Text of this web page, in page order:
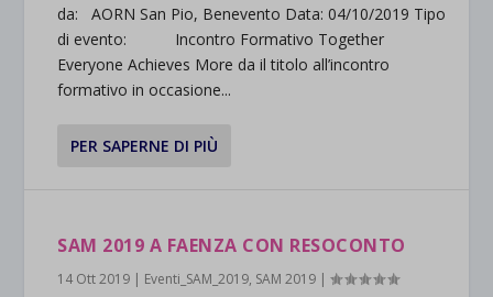
da: AORN San Pio, Benevento Data: 04/10/2019 Tipo
di evento: Incontro Formativo Together
Everyone Achieves More da il titolo all’incontro
formativo in occasione...
PER SAPERNE DI PIÙ
SAM 2019 A FAENZA CON RESOCONTO
14 Ott 2019 | Eventi_SAM_2019, SAM 2019 |